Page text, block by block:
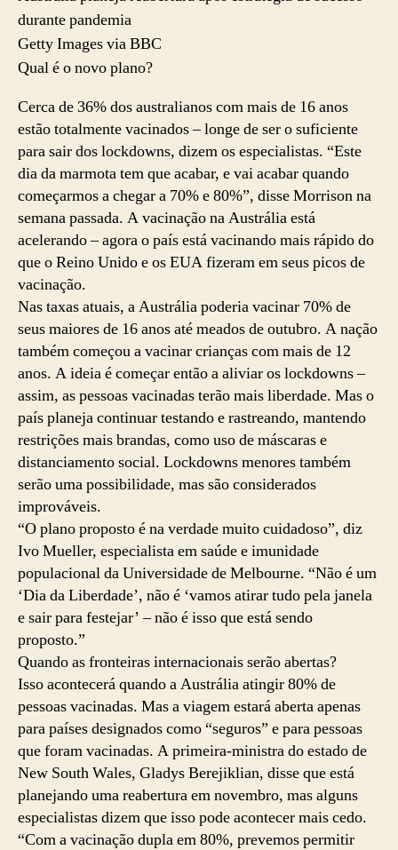
durante pandemia
Getty Images via BBC
Qual é o novo plano?
Cerca de 36% dos australianos com mais de 16 anos
estão totalmente vacinados – longe de ser o suficiente
para sair dos lockdowns, dizem os especialistas. “Este
dia da marmota tem que acabar, e vai acabar quando
começarmos a chegar a 70% e 80%”, disse Morrison na
semana passada. A vacinação na Austrália está
acelerando – agora o país está vacinando mais rápido do
que o Reino Unido e os EUA fizeram em seus picos de
vacinação.
Nas taxas atuais, a Austrália poderia vacinar 70% de
seus maiores de 16 anos até meados de outubro. A nação
também começou a vacinar crianças com mais de 12
anos. A ideia é começar então a aliviar os lockdowns –
assim, as pessoas vacinadas terão mais liberdade. Mas o
país planeja continuar testando e rastreando, mantendo
restrições mais brandas, como uso de máscaras e
distanciamento social. Lockdowns menores também
serão uma possibilidade, mas são considerados
improváveis.
“O plano proposto é na verdade muito cuidadoso”, diz
Ivo Mueller, especialista em saúde e imunidade
populacional da Universidade de Melbourne. “Não é um
‘Dia da Liberdade’, não é ‘vamos atirar tudo pela janela
e sair para festejar’ – não é isso que está sendo
proposto.”
Quando as fronteiras internacionais serão abertas?
Isso acontecerá quando a Austrália atingir 80% de
pessoas vacinadas. Mas a viagem estará aberta apenas
para países designados como “seguros” e para pessoas
que foram vacinadas. A primeira-ministra do estado de
New South Wales, Gladys Berejiklian, disse que está
planejando uma reabertura em novembro, mas alguns
especialistas dizem que isso pode acontecer mais cedo.
“Com a vacinação dupla em 80%, prevemos permitir